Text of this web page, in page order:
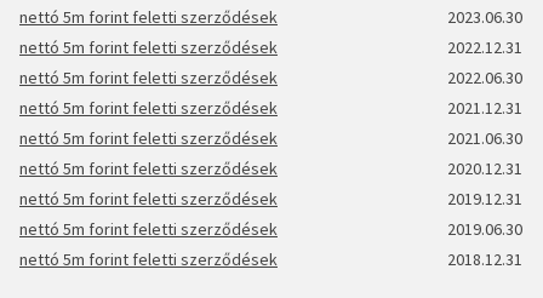
nettó 5m forint feletti szerződések
2023.06.30
nettó 5m forint feletti szerződések
2022.12.31
nettó 5m forint feletti szerződések
2022.06.30
nettó 5m forint feletti szerződések
2021.12.31
nettó 5m forint feletti szerződések
2021.06.30
nettó 5m forint feletti szerződések
2020.12.31
nettó 5m forint feletti szerződések
2019.12.31
nettó 5m forint feletti szerződések
2019.06.30
nettó 5m forint feletti szerződések
2018.12.31